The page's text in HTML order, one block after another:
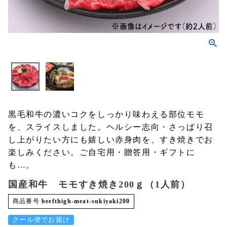
黒毛和牛の濃いコクをしっかり味わえる部位モモ
を、スライスしました。ヘルシー志向・さっぱり召
し上がりたい方にも嬉しい赤身肉を、すき焼きでお
楽しみください。ご自宅用・贈答用・ギフトに
も…。
国産和牛 モモすき焼き200ｇ（1人前）
商品番号 beefthigh-meat-sukiyaki200
クール便でお届け